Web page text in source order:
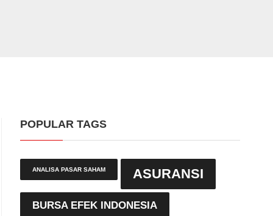
POPULAR TAGS
ANALISA PASAR SAHAM ASURANSI
BURSA EFEK INDONESIA